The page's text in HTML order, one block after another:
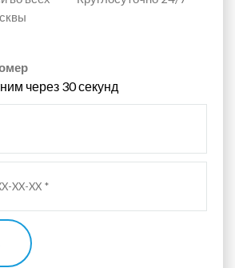
через 30 секунд